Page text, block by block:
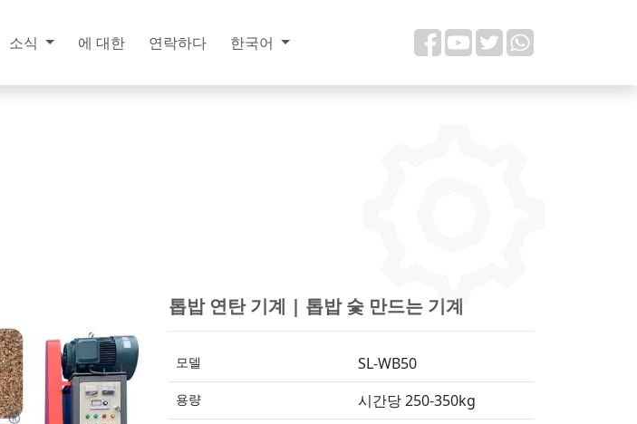
소식 에 대한 연락하다 한국어
톱밥 연탄 기계 | 톱밥 숯 만드는 기계
모델 SL-WB50
용량 시간당 250-350kg